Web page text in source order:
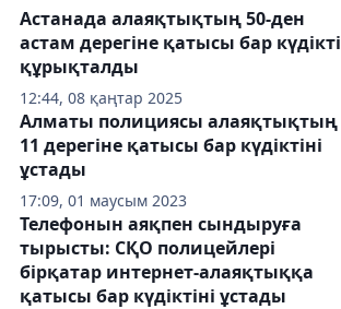
12:44, 08 қаңтар 2025
Астанада алаяқтықтың 50-ден
астам дерегіне қатысы бар күдікті
құрықталды
17:09, 01 маусым 2023
Алматы полициясы алаяқтықтың
11 дерегіне қатысы бар күдіктіні
ұстады
Телефонын аяқпен сындыруға
тырысты: СҚО полицейлері
бірқатар интернет-алаяқтыққа
қатысы бар күдіктіні ұстады